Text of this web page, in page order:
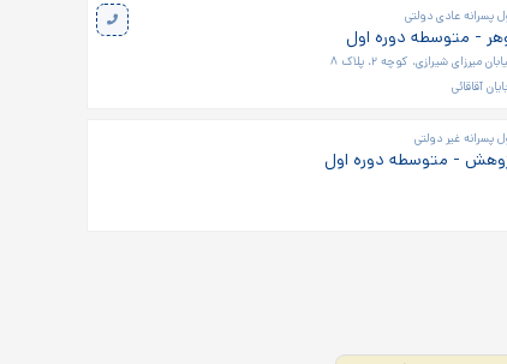
پسرانه عادی دولتی
- متوسطه دوره اول
میرزای شیرازی، کوچه ۲، پلاک ۸
آقاقائی
پسرانه غیر دولتی
- متوسطه دوره اول